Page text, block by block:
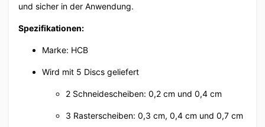
und sicher in der Anwendung.
Spezifikationen:
Marke: HCB
Wird mit 5 Discs geliefert
2 Schneidescheiben: 0,2 cm und 0,4 cm
3 Rasterscheiben: 0,3 cm, 0,4 cm und 0,7 cm